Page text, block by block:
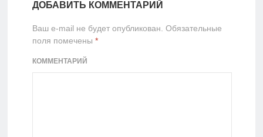
ДОБАВИТЬ КОММЕНТАРИЙ
Ваш e-mail не будет опубликован. Обязательные
поля помечены *
КОММЕНТАРИЙ